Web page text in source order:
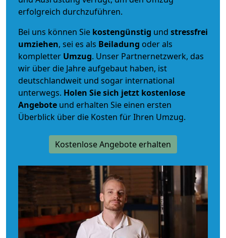
erfolgreich durchzuführen.
Bei uns können Sie kostengünstig und stressfrei
umziehen, sei es als Beiladung oder als
kompletter Umzug. Unser Partnernetzwerk, das
wir über die Jahre aufgebaut haben, ist
deutschlandweit und sogar international
unterwegs. Holen Sie sich jetzt kostenlose
Angebote und erhalten Sie einen ersten
Überblick über die Kosten für Ihren Umzug.
Kostenlose Angebote erhalten